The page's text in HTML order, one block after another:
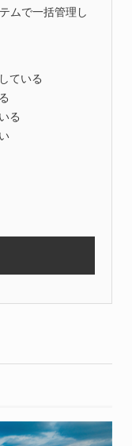
ムで一括管理し
ている
る